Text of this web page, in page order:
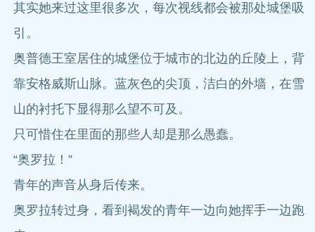
其实她来过这里很多次，每次视线都会被那处城堡吸
引。
奥普德王室居住的城堡位于城市的北边的丘陵上，背
靠安格威斯山脉。蓝灰色的尖顶，洁白的外墙，在雪
山的衬托下显得那么望不可及。
只可惜住在里面的那些人却是那么愚蠢。
“奥罗拉！”
青年的声音从身后传来。
奥罗拉转过身，看到褐发的青年一边向她挥手一边跑